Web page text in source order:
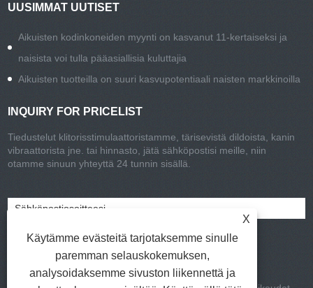
UUSIMMAT UUTISET
Aikuisten kodinkoneiden myynti on kasvanut 11-kertaiseksi ja
naisista voi tulla pääasiallisia kuluttajia
Aikuisten tuotteilla on suuri kasvupotentiaali naisten markkinoilla
INQUIRY FOR PRICELIST
Tiedustelut klitorisstimulaattoristamme, tärisevistä dildoista, kanin
vibraattorista jne. tai hinnasto, jätä sähköpostisi meille, niin
otamme sinuun yhteyttä 24 tunnin sisällä.
X
Käytämme evästeitä tarjotaksemme sinulle
paremman selauskokemuksen,
analysoidaksemme sivuston liikennettä ja